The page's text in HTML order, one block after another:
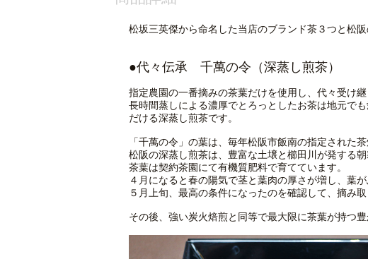
松坂三英傑から命名した当店のブランド茶３つと松
●代々伝承 千萬の令 （深蒸し煎茶）
指定農園の一番摘みの茶葉だけを使用し、代々受け
長時間蒸しによる濃厚でとろっとしたお茶は地元で
だける深蒸し煎茶です。
「千萬の令」の葉は、毎年松阪市飯南の指定された
松阪の深蒸し煎茶は、豊富な土壌と櫛田川が発する
茶葉は契約茶園にて有機質肥料で育てています。
４月になると春の陽気で茎と葉肉の厚さが増し、葉が
５月上旬、最高の条件になったのを確認して、摘み取
その後、強い炭火焙煎と同等で最大限に茶葉が持つ